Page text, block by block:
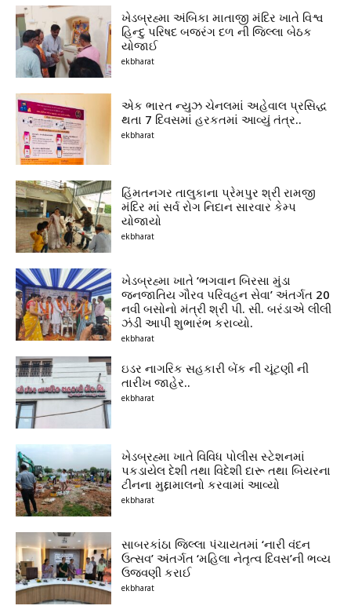
ખેડબ્રહ્મા અંબિકા માતાજી મંદિર ખાતે વિશ્વ
હિન્દુ પરિષદ બજરંગ દળ ની જિલ્લા બેઠક
યોજાઈ
ekbharat
એક ભારત ન્યુઝ ચેનલમાં અહેવાલ પ્રસિદ્ધ
થતા 7 દિવસમાં હરકતમાં આવ્યું તંત્ર..
ekbharat
હિંમતનગર તાલુકાના પ્રેમપુર શ્રી રામજી
મંદિર માં સર્વ રોગ નિદાન સારવાર કેમ્પ
યોજાયો
ekbharat
ખેડબ્રહ્મા ખાતે ‘ભગવાન બિરસા મુંડા
જનજાતિય ગૌરવ પરિવહન સેવા’ અંતર્ગત 20
નવી બસોનો મંત્રી શ્રી પી. સી. બરંડાએ લીલી
ઝંડી આપી શુભારંભ કરાવ્યો.
ekbharat
ઇડર નાગરિક સહકારી બેંક ની ચૂંટણી ની
તારીખ જાહેર..
ekbharat
ખેડબ્રહ્મા ખાતે વિવિધ પોલીસ સ્ટેશનમાં
પકડાયેલ દેશી તથા વિદેશી દારૂ તથા બિયરના
ટીનના મુદ્દામાલનો કરવામાં આવ્યો
ekbharat
સાબરકાંઠા જિલ્લા પંચાયતમાં ‘નારી વંદન
ઉત્સવ’ અંતર્ગત ‘મહિલા નેતૃત્વ દિવસ’ની ભવ્ય
ઉજવણી કરાઈ
ekbharat